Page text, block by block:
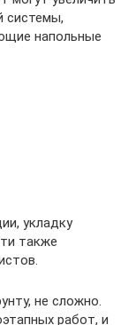
системы,
напольные
укладку
также
не сложно.
работ, и